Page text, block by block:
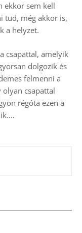
ekkor sem kell
tud, még akkor is,
a helyzet.
csapattal, amelyik
dolgozik és
felmenni a
csapattal
régóta ezen a